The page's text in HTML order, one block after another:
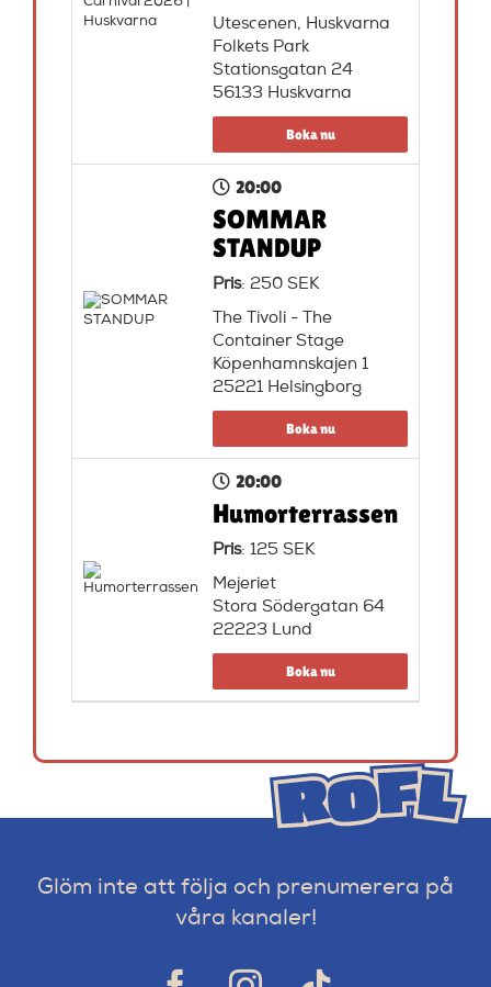
Utescenen, Huskvarna
Folkets Park
Stationsgatan 24
56133 Huskvarna
Boka nu
20:00
SOMMAR
STANDUP
Pris: 250 SEK
The Tivoli - The
Container Stage
Köpenhamnskajen 1
25221 Helsingborg
Boka nu
20:00
Humorterrassen
Pris: 125 SEK
Mejeriet
Stora Södergatan 64
22223 Lund
Boka nu
Glöm inte att följa och prenumerera på
våra kanaler!